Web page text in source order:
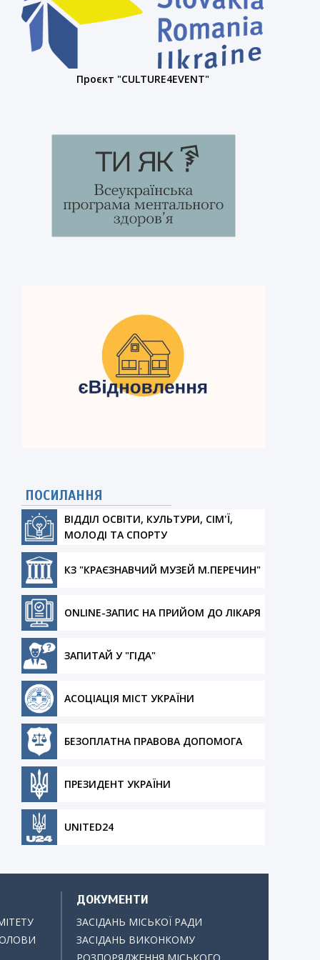
Проєкт "CULTURE4EVENT"
ПОСИЛАННЯ
ВІДДІЛ ОСВІТИ, КУЛЬТУРИ, СІМ'Ї,
МОЛОДІ ТА СПОРТУ
КЗ "КРАЄЗНАВЧИЙ МУЗЕЙ М.ПЕРЕЧИН"
ONLINE-ЗАПИС НА ПРИЙОМ ДО ЛІКАРЯ
ЗАПИТАЙ У "ГІДА"
АСОЦІАЦІЯ МІСТ УКРАЇНИ
БЕЗОПЛАТНА ПРАВОВА ДОПОМОГА
ПРЕЗИДЕНТ УКРАЇНИ
UNITED24
ДОКУМЕНТИ
ЗАСІДАНЬ МІСЬКОЇ РАДИ
ЗАСІДАНЬ ВИКОНКОМУ